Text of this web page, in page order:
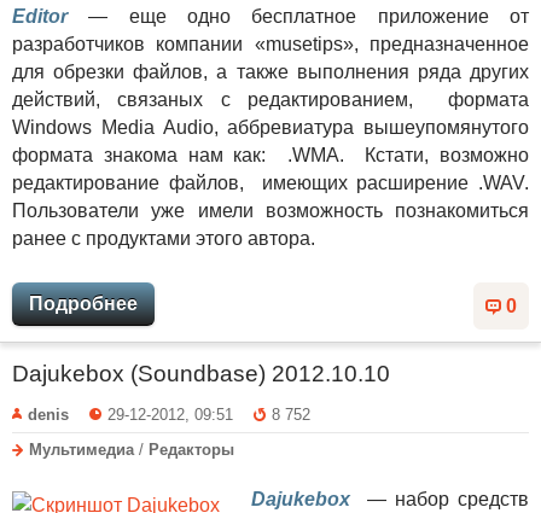
Editor— еще одно бесплатное приложение от
разработчиков компании «musetips», предназначенное
для обрезки файлов, а также выполнения ряда других
действий, связаных с редактированием, формата
Windows Media Audio, аббревиатура вышеупомянутого
формата знакома нам как: .WMA. Кстати, возможно
редактирование файлов, имеющих расширение .WAV.
Пользователи уже имели возможность познакомиться
ранее с продуктами этого автора.
0
Подробнее
Dajukebox (Soundbase) 2012.10.10
denis 29-12-2012, 09:51
8 752
Мультимедиа/ Редакторы
Dajukebox
— набор средств